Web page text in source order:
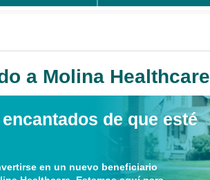
a Molina Healthcare
de que esté
en un nuevo beneficiario